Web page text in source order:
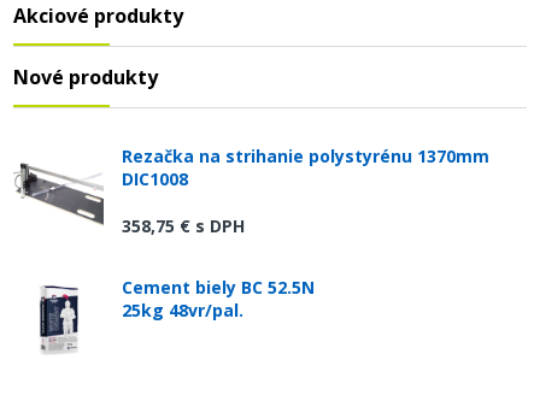
Akciové produkty
Nové produkty
Rezačka na strihanie polystyrénu 1370mm
DIC1008
358,75 € s DPH
Cement biely BC 52.5N
25kg 48vr/pal.